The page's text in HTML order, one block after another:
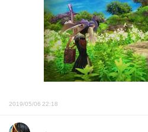
2019/05/06 22:18